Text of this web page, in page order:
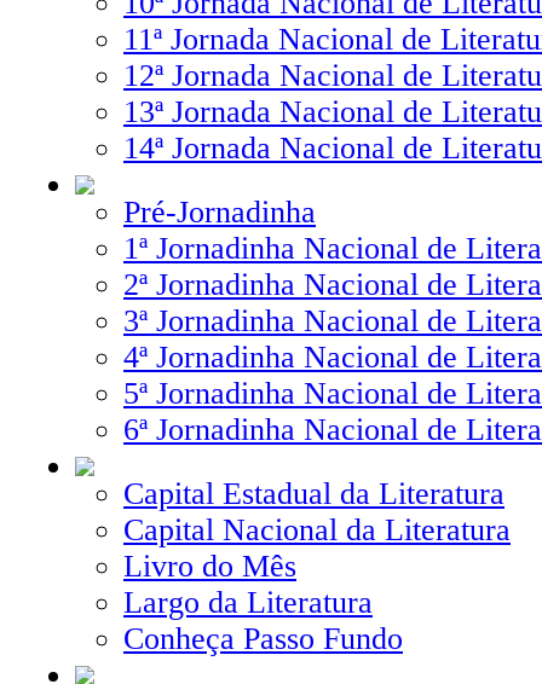
11ª Jornada Nacional de
12ª Jornada Nacional de
13ª Jornada Nacional de
14ª Jornada Nacional de
Pré-Jornadinha
1ª Jornadinha Nacional de
2ª Jornadinha Nacional de
3ª Jornadinha Nacional de
4ª Jornadinha Nacional de
5ª Jornadinha Nacional de
6ª Jornadinha Nacional de
Capital Estadual da Literatura
Capital Nacional da Literatura
Livro do Mês
Largo da Literatura
Conheça Passo Fundo